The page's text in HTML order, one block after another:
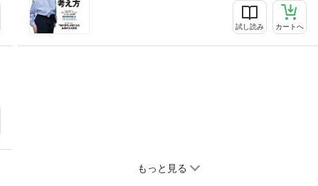
試し読み カートへ
もっと見る